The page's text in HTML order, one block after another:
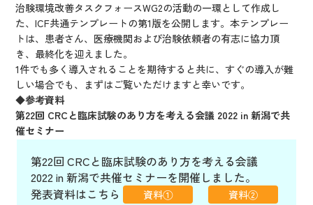
治験環境改善タスクフォースWG2の活動の一環として作成し
た、ICF共通テンプレートの第1版を公開します。本テンプレー
トは、患者さん、医療機関および治験依頼者の有志に協力頂
き、最終化を迎えました。
1件でも多く導入されることを期待すると共に、すぐの導入が難
しい場合でも、まずはご覧いただけますと幸いです。
◆参考資料
第22回 CRCと臨床試験のあり方を考える会議 2022 in 新潟で共
催セミナー
第22回 CRCと臨床試験のあり方を考える会議
2022 in 新潟で共催セミナーを開催しました。
発表資料はこちら
資料① 資料②